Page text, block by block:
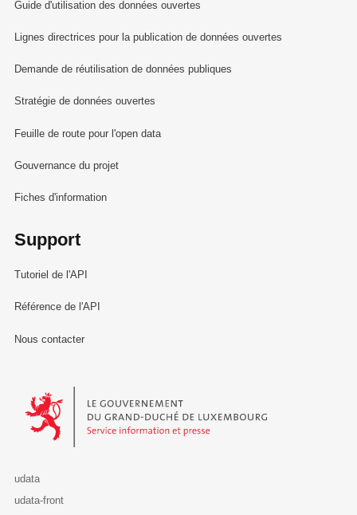
Guide d'utilisation des données ouvertes
Lignes directrices pour la publication de données ouvertes
Demande de réutilisation de données publiques
Stratégie de données ouvertes
Feuille de route pour l'open data
Gouvernance du projet
Fiches d'information
Support
Tutoriel de l'API
Référence de l'API
Nous contacter
Le Gouvernement du Grand-Duché de Luxembourg - Service
udata
udata-front